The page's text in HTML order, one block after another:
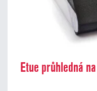
Etue průhledná